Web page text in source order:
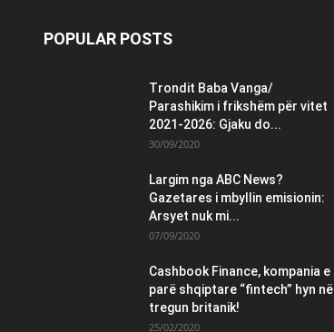
POPULAR POSTS
Trondit Baba Vanga/
Parashikim i frikshëm për vitet
2021-2026: Gjaku do...
30/09/2020
Largim nga ABC News?
Gazetares i mbyllin emisionin:
Arsyet nuk mi...
07/09/2020
Cashbook Finance, kompania e
parë shqiptare “fintech” hyn në
tregun britanik!
25/02/2020